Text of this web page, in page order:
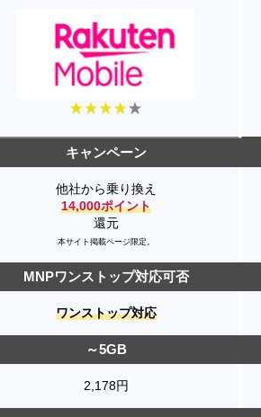
キャンペーン
他社から乗り換え
14,000ポイント
還元
本サイト掲載ページ限定。
MNPワンストップ対応可否
ワンストップ対応
～5GB
2,178円